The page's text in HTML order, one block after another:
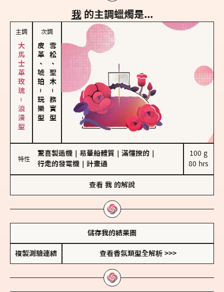
我 的主調蠟燭是...
主調
大馬士革玫瑰－浪漫型
次調
皮革、琥珀
－
玩樂型
雪松、聖木
－
務實型
特性
驚喜製造機 易暈船體質 滿懂撩的
行走的發電機
計畫通
100 g
80 hrs
查看 我 的解說
儲存我的結果圖
複製測驗連結 查看香氛類型全解析 >>>